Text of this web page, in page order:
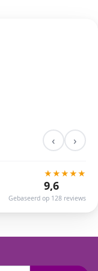
‹ ›
★★★★★
9,6
Gebaseerd op 128 reviews